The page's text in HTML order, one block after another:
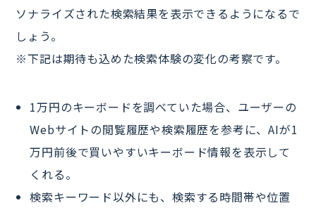
ソナライズされた検索結果を表示できるようになるで
しょう。
※下記は期待も込めた検索体験の変化の考察です。
1万円のキーボードを調べていた場合、ユーザーの
Webサイトの閲覧履歴や検索履歴を参考に、AIが1
万円前後で買いやすいキーボード情報を表示して
くれる。
検索キーワード以外にも、検索する時間帯や位置